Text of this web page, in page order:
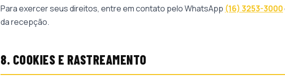
Para exercer seus direitos, entre em contato pelo WhatsApp (16) 3253-3000
da recepção.
8. COOKIES E RASTREAMENTO